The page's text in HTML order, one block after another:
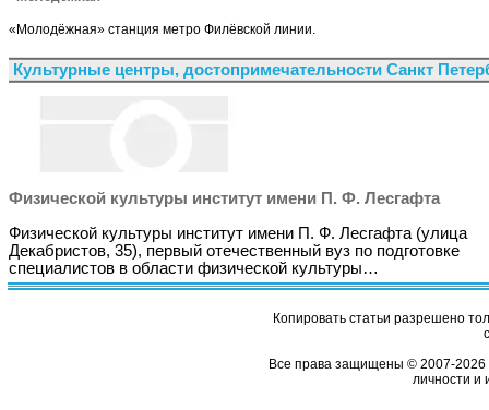
«Молодёжная» станция метро Филёвской линии.
Культурные центры, достопримечательности Санкт
Физической культуры институт имени П. Ф. Лесгафта
Физической культуры институт имени П. Ф. Лесгафта (улица
Декабристов, 35), первый отечественный вуз по подготовке
специалистов в области физической культуры…
Копировать статьи разрешено
Все права защищены © 2007-2026
личности и